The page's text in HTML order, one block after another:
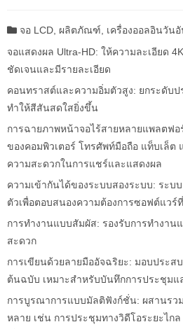
จอ LCD ผลิตภัณฑ์
เครื่องออลอินวัน
จอแสดงผล Ultra-HD: ให้ความละเอียด
ชัดเจนและมีรายละเอียด
คอนทราสต์และความอิ่มตัวสูง: ยกระดับ
ทำให้สีสันสดใสยิ่งขึ้น
การฉายภาพหน้าจอไร้สายหลายแพลตฟอ
ของคอมพิวเตอร์ โทรศัพท์มือถือ แท็บเล็ต
ความสะดวกในการแชร์และแสดงผล
ความเข้ากันได้ของระบบสองระบบ: ระบ
ตัวเพื่อตอบสนองความต้องการซอฟต์แวร์
การทำงานแบบสัมผัส: รองรับการทำงาน
สะดวก
การเขียนด้วยลายมืออัจฉริยะ: มอบประส
ต้นฉบับ เหมาะสำหรับบันทึกการประชุมแ
การบูรณาการแบบมัลติฟังก์ชั่น: ผสานรว
หลาย เช่น การประชุมทางวิดีโอระยะไก